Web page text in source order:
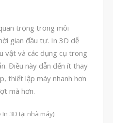
3D_Altair
Phần Mềm Geomagic: Phân Tích
Dịch Vụ
Dịch Vụ In 3D
Dịch Vụ Quét 3D Cao Cấp & RE
Phân tích lực & Mô phỏng
3D_Altair
trọng trong môi
gian đầu tư. In 3D dễ
vật và các dụng cụ trong
Điều này dẫn đến ít thay
thiết lập máy nhanh hơn
mà hơn.
3D tại nhà máy)